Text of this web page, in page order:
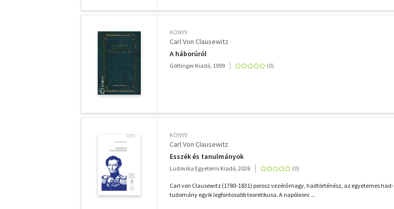
KÖNYV
Carl Von Clausewitz
A háborúról
Göttinger Kiadó, 1999
KÖNYV
Carl Von Clausewitz
Esszék és tanulmányok
Ludovika Egyetemi Kiadó, 2026
Carl von Clausewitz (1780-1831) porosz vezérőrnagy, hadtörténész, az egye­temes had­
tudomány egyik legfontosabb teoretikusa. A napóleoni ...